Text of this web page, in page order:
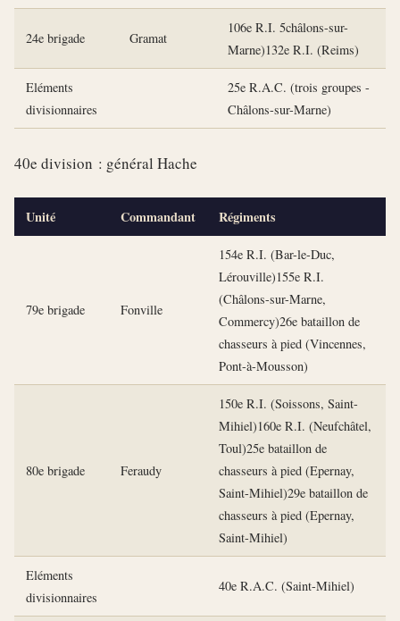
24e brigade Gramat
106e R.I. 5châlons-sur-
Marne)132e R.I. (Reims)
Eléments
divisionnaires
25e R.A.C. (trois groupes -
Châlons-sur-Marne)
40e division : général Hache
Unité Commandant Régiments
79e brigade Fonville
154e R.I. (Bar-le-Duc,
Lérouville)155e R.I.
(Châlons-sur-Marne,
Commercy)26e bataillon de
chasseurs à pied (Vincennes,
Pont-à-Mousson)
80e brigade Feraudy
150e R.I. (Soissons, Saint-
Mihiel)160e R.I. (Neufchâtel,
Toul)25e bataillon de
chasseurs à pied (Epernay,
Saint-Mihiel)29e bataillon de
chasseurs à pied (Epernay,
Saint-Mihiel)
Eléments
divisionnaires
40e R.A.C. (Saint-Mihiel)